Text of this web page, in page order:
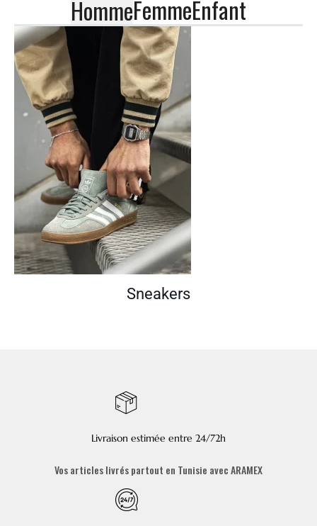
HommeFemmeEnfant
Sneakers
Livraison estimée entre 24/72h
Vos articles livrés partout en Tunisie avec ARAMEX